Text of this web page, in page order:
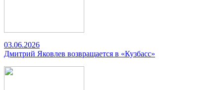
03.06.2026
Дмитрий Яковлев возвращается в «Кузбасс»